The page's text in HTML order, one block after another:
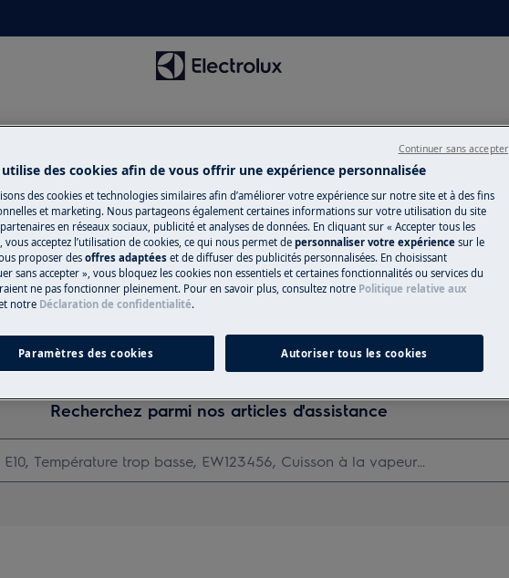
pour Accessoires de réfrigération
Recherchez parmi nos articles d'assistance
utilise des cookies afin de vous offrir une expérience personnalisée
des cookies et technologies similaires afin d’améliorer votre expérience sur notre site et à des fins
et marketing. Nous partageons également certaines informations sur votre utilisation du site
en réseaux sociaux, publicité et analyses de données. En cliquant sur « Accepter tous les
vous acceptez l’utilisation de cookies, ce qui nous permet de personnaliser votre expérience sur le
proposer des offres adaptées et de diffuser des publicités personnalisées. En choisissant
sans accepter », vous bloquez les cookies non essentiels et certaines fonctionnalités ou services du
ne pas fonctionner pleinement. Pour en savoir plus, consultez notre Politique relative aux
notre Déclaration de confidentialité.
Paramètres des cookies Autoriser tous les cookies
Continuer sans accepter